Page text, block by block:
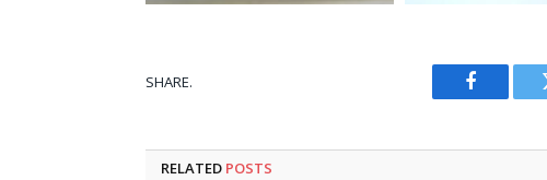
SHARE.
Facebook
RELATED POSTS